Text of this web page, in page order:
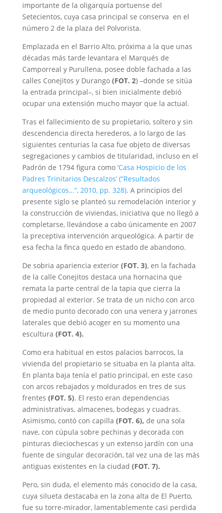
importante de la oligarquía portuense del
Setecientos, cuya casa principal se conserva en el
número 2 de la plaza del Polvorista.
Emplazada en el Barrio Alto, próxima a la que unas
décadas más tarde levantara el Marqués de
Camporreal y Purullena, posee doble fachada a las
calles Conejitos y Durango (FOT. 2) –donde se sitúa
la entrada principal–, si bien inicialmente debió
ocupar una extensión mucho mayor que la actual.
Tras el fallecimiento de su propietario, soltero y sin
descendencia directa herederos, a lo largo de las
siguientes centurias la casa fue objeto de diversas
segregaciones y cambios de titularidad, incluso en el
Padrón de 1794 figura como ‘Casa Hospicio de los
Padres Trinitarios Descalzos’ (“Resultados
arqueológicos…”, 2010, pp. 328). A principios del
presente siglo se planteó su remodelación interior y
la construcción de viviendas, iniciativa que no llegó a
completarse, llevándose a cabo únicamente en 2007
la preceptiva intervención arqueológica. A partir de
esa fecha la finca quedo en estado de abandono.
De sobria apariencia exterior (FOT. 3), en la fachada
de la calle Conejitos destaca una hornacina que
remata la parte central de la tapia que cierra la
propiedad al exterior. Se trata de un nicho con arco
de medio punto decorado con una venera y jarrones
laterales que debió acoger en su momento una
escultura (FOT. 4).
Como era habitual en estos palacios barrocos, la
vivienda del propietario se situaba en la planta alta.
En planta baja tenía el patio principal, en este caso
con arcos rebajados y moldurados en tres de sus
frentes (FOT. 5). El resto eran dependencias
administrativas, almacenes, bodegas y cuadras.
Asimismo, contó con capilla (FOT. 6), de una sola
nave, con cúpula sobre pechinas y decorada con
pinturas dieciochescas y un extenso jardín con una
fuente de singular decoración, tal vez una de las más
antiguas existentes en la ciudad (FOT. 7).
Pero, sin duda, el elemento más conocido de la casa,
cuya silueta destacaba en la zona alta de El Puerto,
fue su torre-mirador, lamentablemente casi perdida